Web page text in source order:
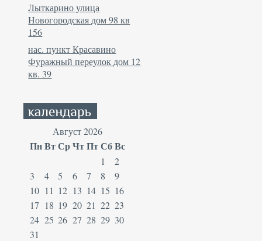
Лыткарино улица
Новогородская дом 98 кв
156
нас. пункт Красавино
Фуражный переулок дом 12
кв. 39
Август 2026
ПнВтСрЧтПтСбВс
1
2
3
4 5 6 7 8
9
10 11 12 13 14 15 16
17 18 19 20 21 22 23
24 25 26 27 28 29 30
31